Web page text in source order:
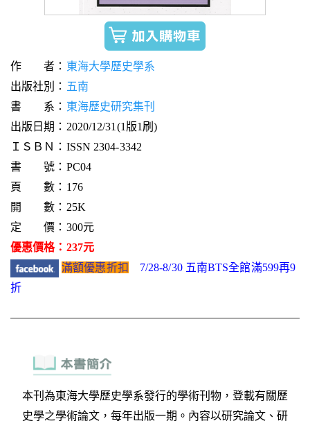
作 者： 東海大學歷史學系
出版社別： 五南
書 系： 東海歷史研究集刊
出版日期：2020/12/31(1版1刷)
ＩＳＢＮ：ISSN 2304-3342
書 號：PC04
頁 數：176
開 數：25K
定 價：300元
優惠價格：237元
滿額優惠折扣
7/28-8/30 五南BTS全館滿599再9
折